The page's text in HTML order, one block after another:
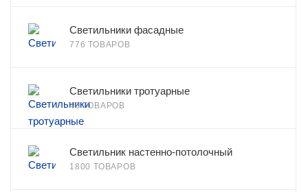
Светильники фасадные
776 ТОВАРОВ
Светильники тротуарные
48 ТОВАРОВ
Светильник настенно-потолочный
1800 ТОВАРОВ